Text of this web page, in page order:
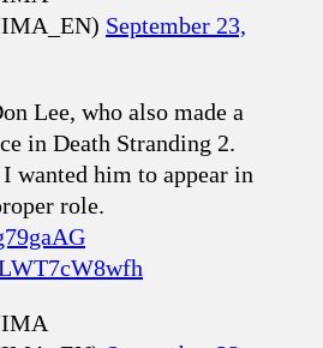
September 23,
Lee, who also made a
in Death Stranding 2.
wanted him to appear in
role.